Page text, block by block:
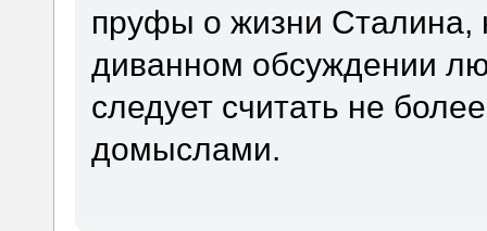
пруфы о жизни Сталина,
диванном обсуждении
следует считать не
домыслами.